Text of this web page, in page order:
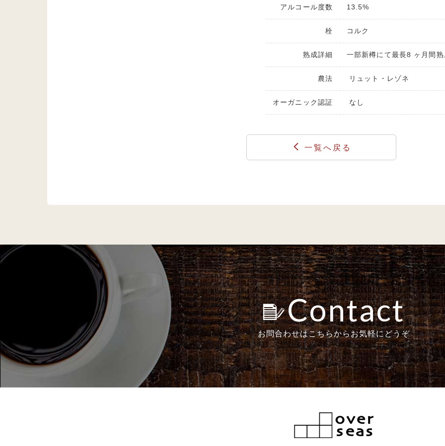
アルコール度数 13.5%
栓 コルク
熟成詳細 一部新樽にて最長8 ヶ月間
農法 リュット・レゾネ
オーガニック認証 なし
一覧へ戻る
Contact
お問合わせはこちらからお気軽にどうぞ